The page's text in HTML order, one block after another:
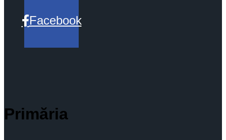
Facebook
Primăria